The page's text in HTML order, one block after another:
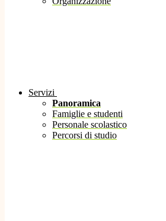
Servizi
Panoramica
Famiglie e studenti
Personale scolastico
Percorsi di studio